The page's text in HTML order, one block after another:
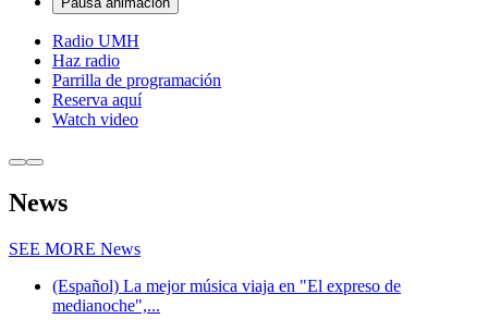
Radio UMH
Haz radio
Parrilla de programación
Reserva aquí
Watch video
News
SEE MORE News
(Español) La mejor música viaja en "El expreso de
medianoche",...